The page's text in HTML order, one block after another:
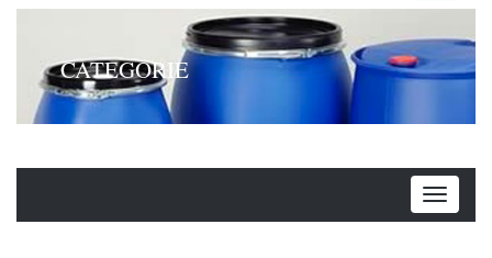
CATEGORIE